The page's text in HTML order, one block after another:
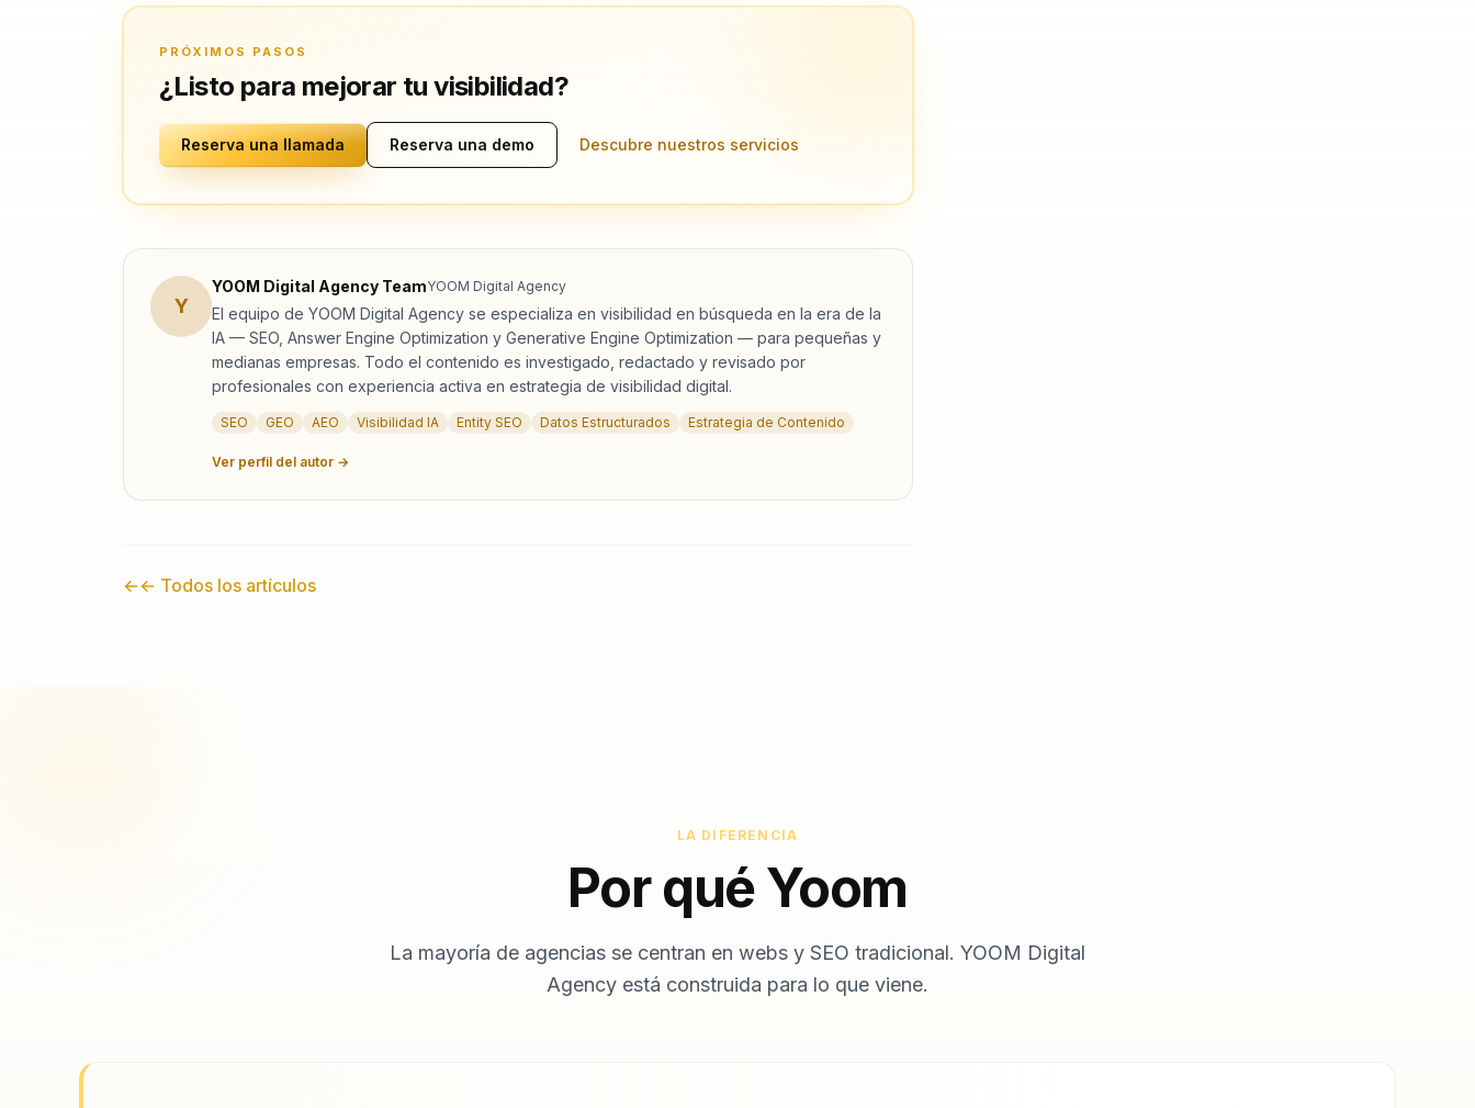
PRÓXIMOS PASOS
¿Listo para mejorar tu visibilidad?
Reserva una llamada Reserva una demo Descubre nuestros servicios
Y
YOOM Digital Agency TeamYOOM Digital Agency
El equipo de YOOM Digital Agency se especializa en visibilidad en búsqueda en la era de la
IA — SEO, Answer Engine Optimization y Generative Engine Optimization — para pequeñas y
medianas empresas. Todo el contenido es investigado, redactado y revisado por
profesionales con experiencia activa en estrategia de visibilidad digital.
SEO GEO AEO Visibilidad IA Entity SEO Datos Estructurados Estrategia de Contenido
Ver perfil del autor →
←← Todos los artículos
LA DIFERENCIA
Por qué Yoom
La mayoría de agencias se centran en webs y SEO tradicional. YOOM Digital
Agency está construida para lo que viene.